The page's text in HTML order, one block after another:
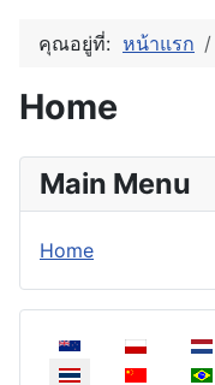
คุณอยู่ที่: หน้าแรก
Home
Main Menu
Home
เลือกภาษาของคุณ